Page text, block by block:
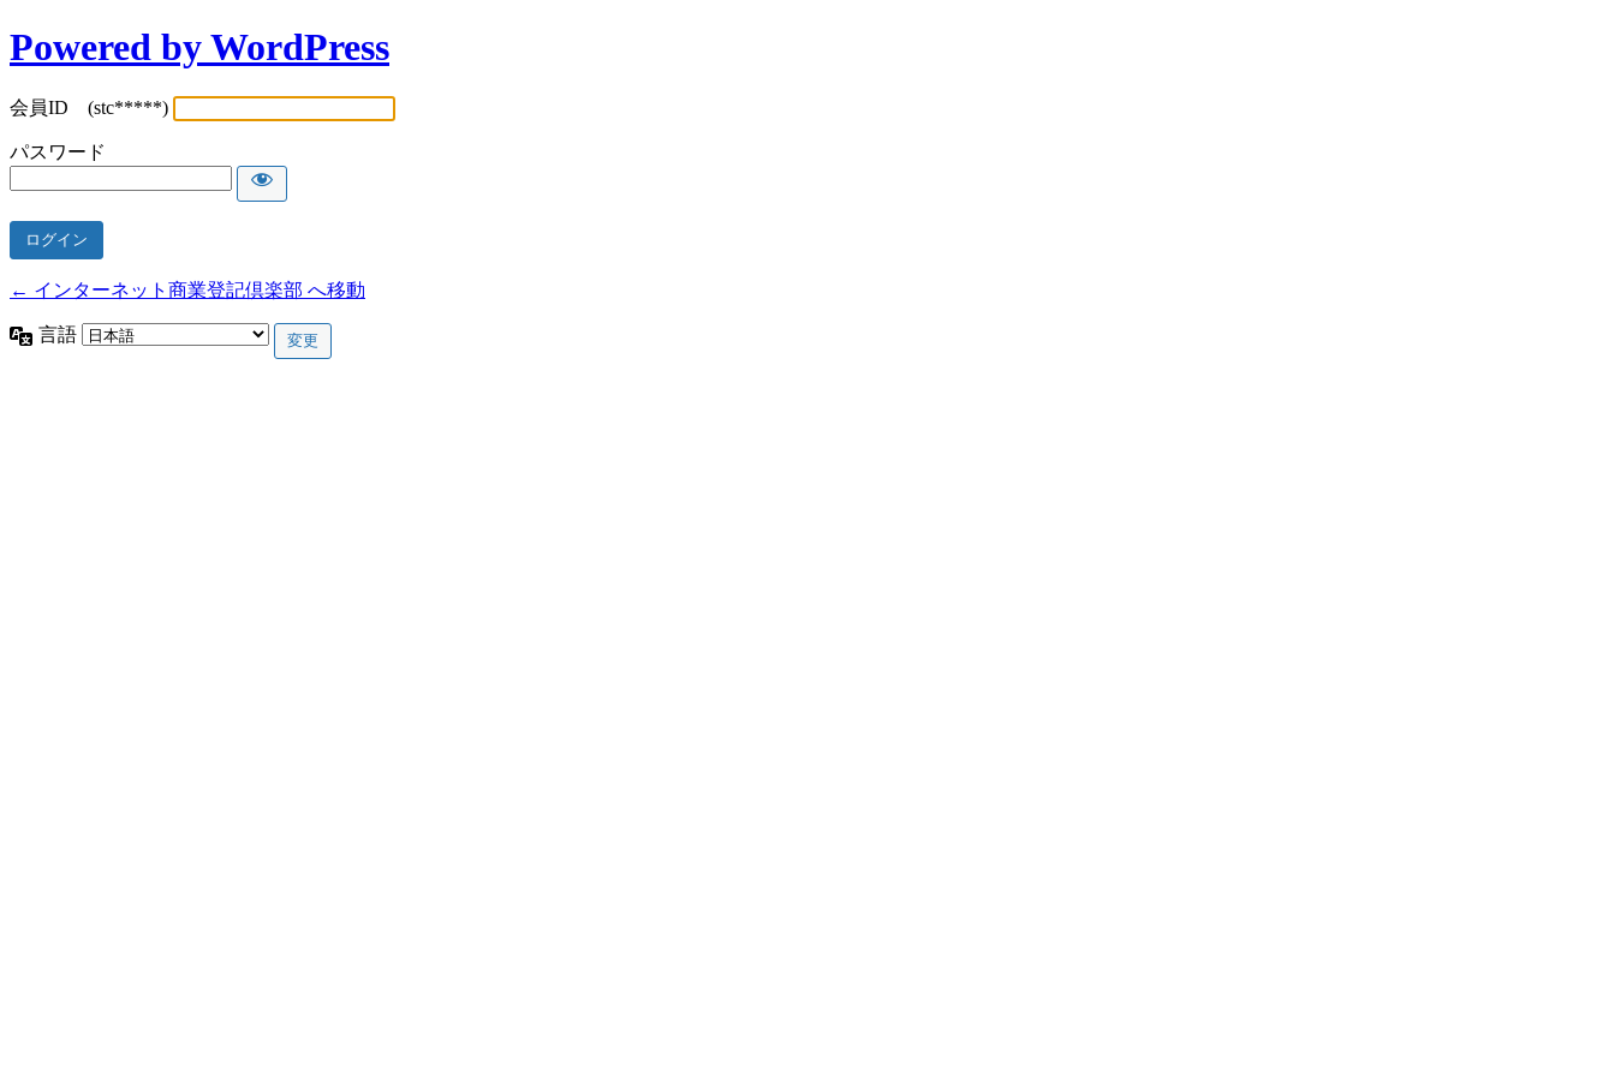
Powered by WordPress
会員ID (stc*****)
パスワード
← インターネット商業登記倶楽部 へ移動
言語